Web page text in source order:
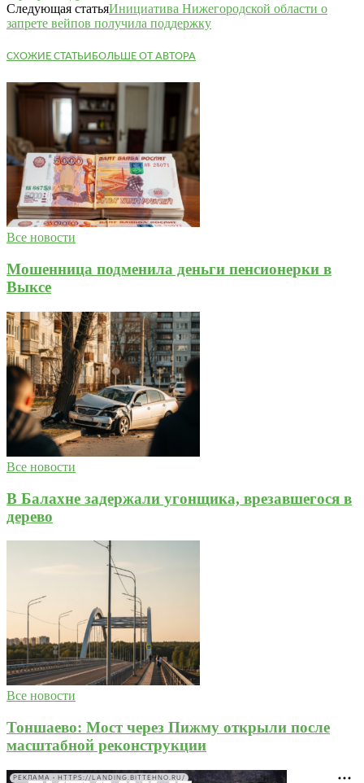
Следующая статьяИнициатива Нижегородской области о
запрете вейпов получила поддержку
СХОЖИЕ СТАТЬИБОЛЬШЕ ОТ АВТОРА
Все новости
Мошенница подменила деньги пенсионерки в
Выксе
Все новости
В Балахне задержали угонщика, врезавшегося в
дерево
Все новости
Тоншаево: Мост через Пижму открыли после
масштабной реконструкции
РЕКЛАМА • HTTPS://LANDING.BITTEHNO.RU/